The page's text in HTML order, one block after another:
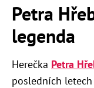
Petra
legenda
Herečka Petra
posledních